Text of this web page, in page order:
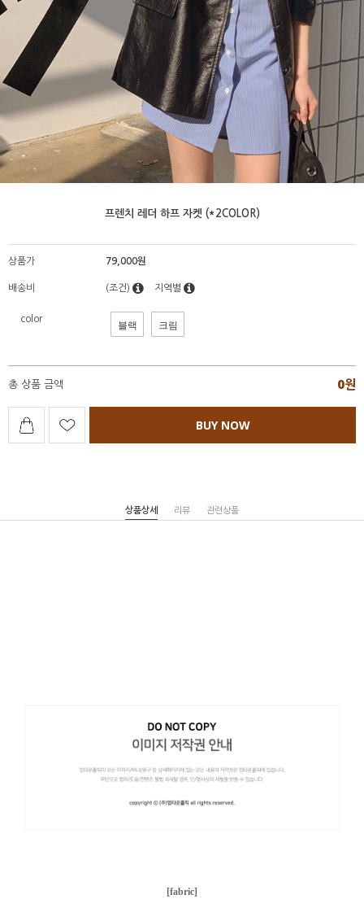
프렌치 레더 하프 자켓 (*2COLOR)
상품가 79,000원
배송비 (조건) 지역별
color 블랙 크림
총 상품 금액 0원
BUY NOW
상품상세 리뷰 관련상품
[fabric]